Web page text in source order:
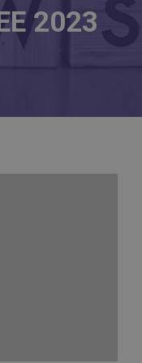
2023